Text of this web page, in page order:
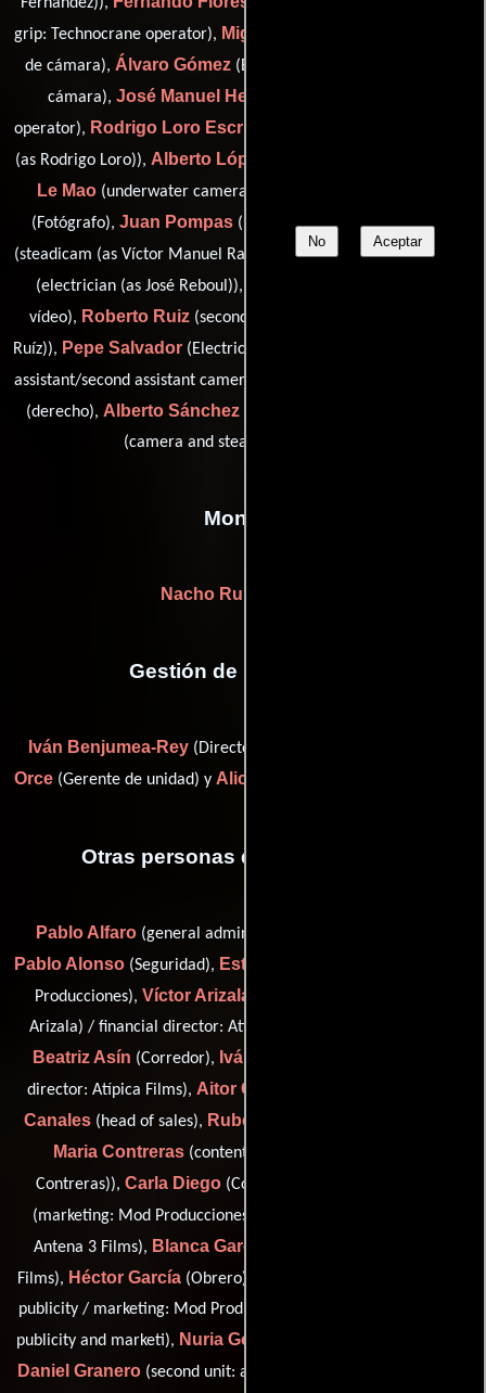
No Aceptar
grip: Technocrane operator), Miguel Ángel Guijarro
de cámara), Álvaro Gómez (Encargado de equipamiento de
cámara), José Manuel Herrero
operator), Rodrigo Loro Escribano
(as Rodrigo Loro)), Alberto López
Le Mao (underwater camera: assistant),
(Fotógrafo), Juan Pompas(Electricista),Víctor Ramírez
(steadicam (as Víctor Manuel Ramírez)),José Manuel Reboul
(electrician (as José Reboul)),
vídeo), Roberto Ruiz(second assistant camera (as Roberto
Ruíz)), Pepe Salvador (Electricista),
assistant/second assistant camera),
(derecho), Alberto Sánchez
(camera and steadicam operator)
Montaje
Nacho Ruiz Capillas
Gestión de producción
Iván Benjumea-Rey(Director de post-producción),
Orce(Gerente de unidad) y Alicia Yubero
Otras personas que participaron
Pablo Alfaro (general administrator: Mod Producciones),
Pablo Alonso (Seguridad), Ester Altares
Producciones), Víctor Arizala
Arizala) / financial director: Atípica Films (as Victor Arizala)),
Beatriz Asín (Corredor), Iván Benjumea-Rey
director: Atípica Films), Aitor Cabeza
Canales (head of sales), Rubén Castillo
Maria Contreras (content: Antena 3 Films (as María
Contreras)), Carla Diego (Coreógrafo),
(marketing: Mod Producciones),
Antena 3 Films), Blanca García Marcide
Films), Héctor García (Obrero),
publicity / marketing: Mod Producciones / publicist: marketing /
publicity and marketi), Nuria González
Daniel Granero(second unit: assistant),